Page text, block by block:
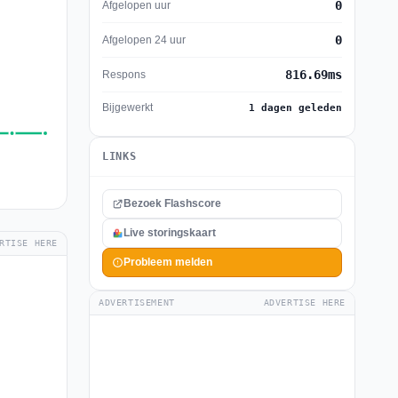
HERE
Afgelopen uur 0
Afgelopen 24 uur 0
Respons 816.69ms
Bijgewerkt 1 dagen geleden
LINKS
Bezoek Flashscore
Live storingskaart
Probleem melden
ADVERTISEMENT ADVERTISE HERE